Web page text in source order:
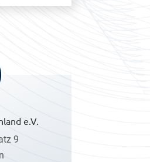
e.V.
9